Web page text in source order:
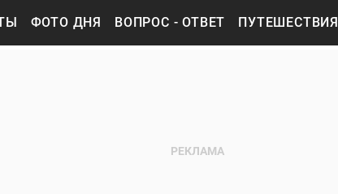
ФОТО ДНЯ ВОПРОС - ОТВЕТ ПУТЕШЕСТВИЯ